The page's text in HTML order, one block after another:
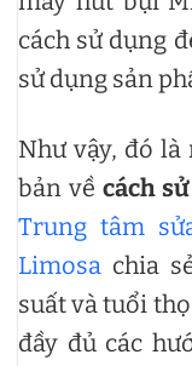
cách sử dụng
sử dụng sản
Như vậy, đó
bản về cách
Trung tâm
Limosa chia
suất và tuổi
đầy đủ các